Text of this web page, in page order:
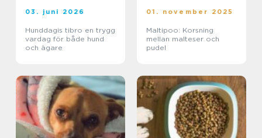
03. juni 2026
Hunddagis tibro en trygg
vardag för både hund
och ägare
01. november 2025
Maltipoo: Korsning
mellan malteser och
pudel